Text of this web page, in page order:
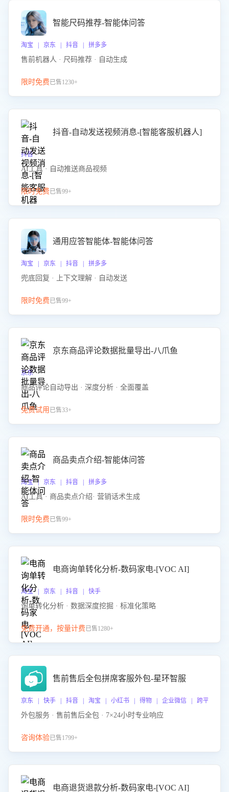
智能尺码推荐-智能体问答
淘宝 | 京东 | 抖音 | 拼多多
售前机器人 · 尺码推荐 · 自动生成
限时免费已售1230+
抖音-自动发送视频消息-[智能客服机器人]
抖音
AI工具 · 自动推送商品视频
限时免费已售99+
通用应答智能体-智能体问答
淘宝 | 京东 | 抖音 | 拼多多
兜底回复 · 上下文理解 · 自动发送
限时免费已售99+
京东商品评论数据批量导出-八爪鱼
京东
商品评论自动导出 · 深度分析 · 全面覆盖
免费试用 已售33+
商品卖点介绍-智能体问答
淘宝 | 京东 | 抖音 | 拼多多
AI工具 · 商品卖点介绍· 营销话术生成
限时免费已售99+
电商询单转化分析-数码家电-[VOC AI]
淘宝 | 京东 | 抖音 | 快手
询单转化分析 · 数据深度挖掘 · 标准化策略
免费开通，按量计费已售1280+
售前售后全包拼席客服外包-星环智服
京东 | 快手 | 抖音 | 淘宝 | 小红书 | 得物 | 企业微信 | 跨平台
外包服务 · 售前售后全包 · 7×24小时专业响应
咨询体验已售1799+
电商退货退款分析-数码家电-[VOC AI]